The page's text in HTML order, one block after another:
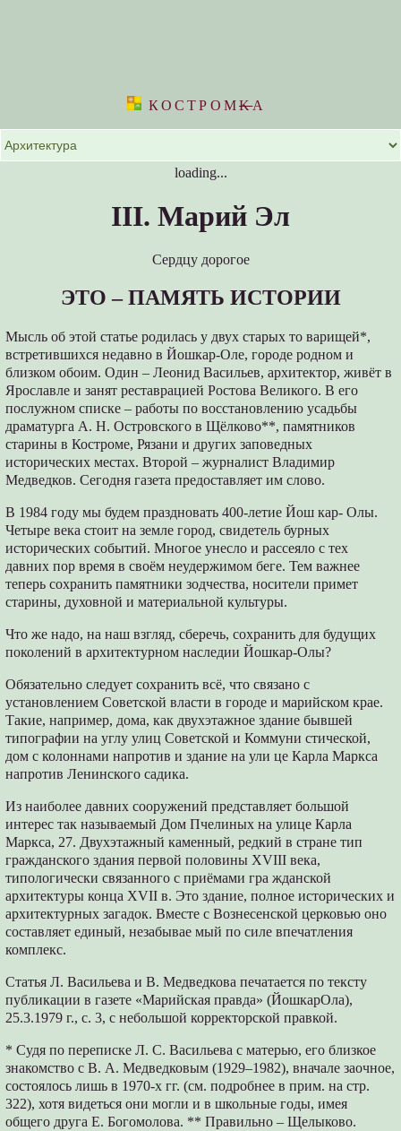
КОСТРОМKА
loading...
III. Марий Эл
Сердцу дорогое
ЭТО – ПАМЯТЬ ИСТОРИИ
Мысль об этой статье родилась у двух старых то варищей*,
встретившихся недавно в Йошкар-Оле, городе родном и
близком обоим. Один – Леонид Васильев, архитектор, живёт в
Ярославле и занят реставрацией Ростова Великого. В его
послужном списке – работы по восстановлению усадьбы
драматурга А. Н. Островского в Щёлково**, памятников
старины в Костроме, Рязани и других заповедных
исторических местах. Второй – журналист Владимир
Медведков. Сегодня газета предоставляет им слово.
В 1984 году мы будем праздновать 400-летие Йош кар- Олы.
Четыре века стоит на земле город, свидетель бурных
исторических событий. Многое унесло и рассеяло с тех
давних пор время в своём неудержимом беге. Тем важнее
теперь сохранить памятники зодчества, носители примет
старины, духовной и материальной культуры.
Что же надо, на наш взгляд, сберечь, сохранить для будущих
поколений в архитектурном наследии Йошкар-Олы?
Обязательно следует сохранить всё, что связано с
установлением Советской власти в городе и марийском крае.
Такие, например, дома, как двухэтажное здание бывшей
типографии на углу улиц Советской и Коммуни стической,
дом с колоннами напротив и здание на ули це Карла Маркса
напротив Ленинского садика.
Из наиболее давних сооружений представляет большой
интерес так называемый Дом Пчелиных на улице Карла
Маркса, 27. Двухэтажный каменный, редкий в стране тип
гражданского здания первой половины XVIII века,
типологически связанного с приёмами гра жданской
архитектуры конца XVII в. Это здание, полное исторических и
архитектурных загадок. Вместе с Вознесенской церковью оно
составляет единый, незабывае мый по силе впечатления
комплекс.
Статья Л. Васильева и В. Медведкова печатается по тексту
публикации в газете «Марийская правда» (ЙошкарОла),
25.3.1979 г., с. 3, с небольшой корректорской правкой.
* Судя по переписке Л. С. Васильева с матерью, его близкое
знакомство с В. А. Медведковым (1929–1982), вначале заочное,
состоялось лишь в 1970-х гг. (см. подробнее в прим. на стр.
322), хотя видеться они могли и в школьные годы, имея
общего друга Е. Богомолова. ** Правильно – Щелыково.